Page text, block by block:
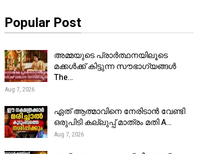
Popular Post
അമ്മയുടെ പ്രാർത്ഥനയിലൂടെ
മക്കൾക്ക് കിട്ടുന്ന സൗഭാഗ്യങ്ങൾ
The…
Aug 7, 2026
ഏത് ആത്മാവിനെ നേരിടാൻ വേണ്ടി
ഒരുപിടി കല്ലുപ്പ് മാത്രം മതി A…
Aug 7, 2026